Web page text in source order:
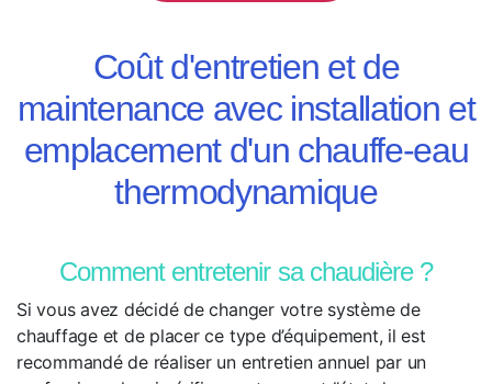
Coût d'entretien et de
maintenance avec installation et
emplacement d'un chauffe-eau
thermodynamique
Comment entretenir sa chaudière ?
Si vous avez décidé de changer votre système de
chauffage et de placer ce type d’équipement, il est
recommandé de réaliser un entretien annuel par un